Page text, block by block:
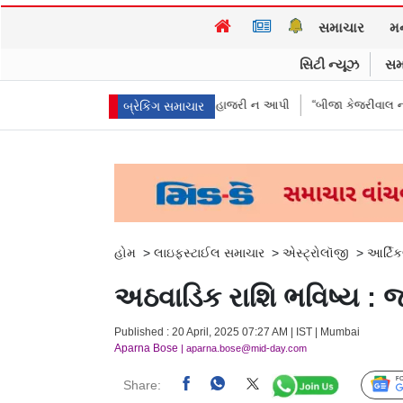
સમાચાર
સિટી ન્યૂઝ
બ્રેકિંગ સમાચાર
પૈસા મોકલાવ્યા પણ હાજરી ન આપી “બીજા કેજરીવાલ નથી જોઈતા”:
હોમ > લાઇફસ્ટાઈલ સમાચાર > એસ્ટ્રોલૉજી >
અઠવાડિક રાશિ ભવિષ્ય :
Published : 20 April, 2025 07:27 AM | IST | Mumbai
Aparna Bose | aparna.bose@mid-day.com
Share: